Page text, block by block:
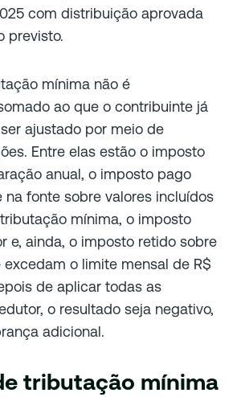
com distribuição aprovada
previsto.
mínima não é
ao que o contribuinte já
ajustado por meio de
Entre elas estão o imposto
anual, o imposto pago
na fonte sobre valores incluídos
mínima, o imposto
e, ainda, o imposto retido sobre
o limite mensal de R$
de aplicar todas as
o resultado seja negativo,
adicional.
tributação mínima